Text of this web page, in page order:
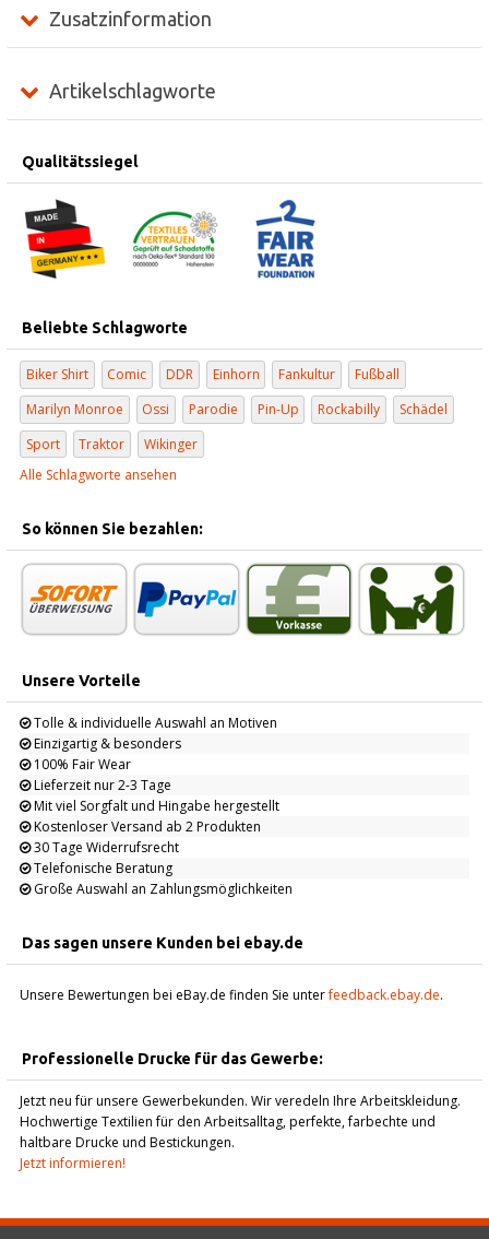
Zusatzinformation
Artikelschlagworte
Qualitätssiegel
Beliebte Schlagworte
Biker Shirt Comic DDR Einhorn Fankultur
Fußball
Marilyn Monroe
Ossi Parodie Pin-Up Rockabilly
Schädel
Sport
Traktor
Wikinger
Alle Schlagworte ansehen
So können Sie bezahlen:
Unsere Vorteile
Tolle & individuelle Auswahl an Motiven
Einzigartig & besonders
100% Fair Wear
Lieferzeit nur 2-3 Tage
Mit viel Sorgfalt und Hingabe hergestellt
Kostenloser Versand ab 2 Produkten
30 Tage Widerrufsrecht
Telefonische Beratung
Große Auswahl an Zahlungsmöglichkeiten
Das sagen unsere Kunden bei ebay.de
Unsere Bewertungen bei eBay.de finden Sie unterfeedback.ebay.de.
Professionelle Drucke für das Gewerbe:
Jetzt neu für unsere Gewerbekunden. Wir veredeln Ihre Arbeitskleidung.
Hochwertige Textilien für den Arbeitsalltag, perfekte, farbechte und
haltbare Drucke und Bestickungen.
Jetzt informieren!